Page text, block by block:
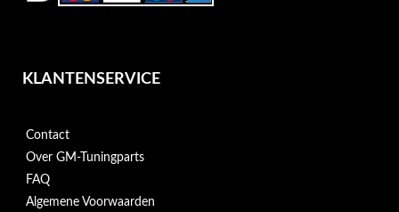
KLANTENSERVICE
Contact
Over GM-Tuningparts
FAQ
Algemene Voorwaarden